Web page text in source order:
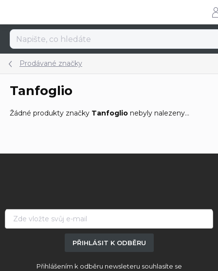
obsah
Prodávané značky
Tanfoglio
Žádné produkty značky Tanfoglio nebyly nalezeny...
PŘIHLÁSIT K ODBĚRU
Přihlášením k odběru newsleteru souhlasíte se